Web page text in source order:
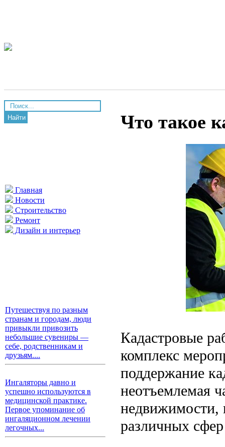
Найти
Главная
Новости
Строительство
Ремонт
Дизайн и интерьер
Путешествуя по разным
странам и городам, люди
привыкли привозить
небольшие сувениры —
себе, родственникам и
друзьям....
Ингаляторы давно и
успешно используются в
медицинской практике.
Первое упоминание об
ингаляционном лечении
легочных...
Что такое
Кадастровые
комплекс
поддержание
неотъемлемая
недвижимости,
различных